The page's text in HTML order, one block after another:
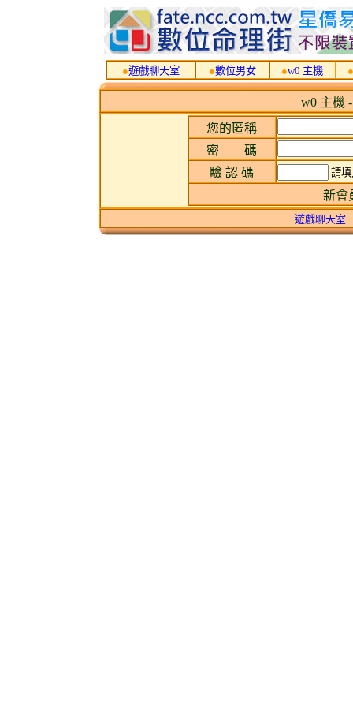
●遊戲聊天室 ●數位男女 ●w0 主機 ●
w0 主機
您的匿稱
密 碼
驗 認 碼
請
新會
遊戲聊天室